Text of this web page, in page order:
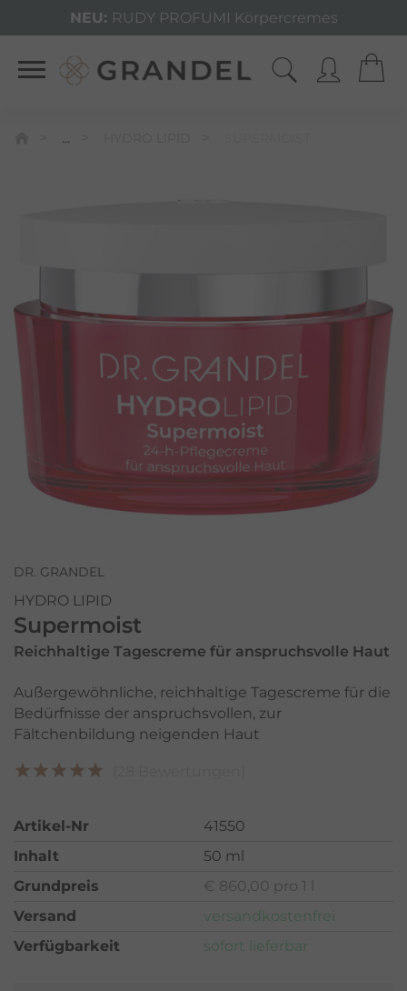
NEU: RUDY PROFUMI Körpercremes
...
DR. GRANDEL
HYDRO LIPID
Supermoist
Reichhaltige Tagescreme für anspruchsvolle Haut
Außergewöhnliche, reichhaltige Tagescreme für die
Bedürfnisse der anspruchsvollen, zur
Fältchenbildung neigenden Haut
Artikel-Nr
41550
Inhalt
50 ml
Grundpreis
€ 860,00 pro 1 l
Versand
versandkostenfrei
Verfügbarkeit
sofort lieferbar